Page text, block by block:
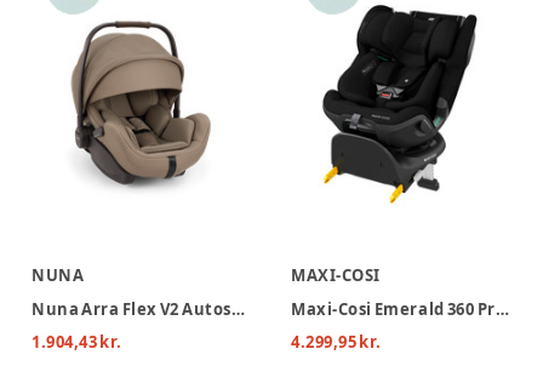
NUNA
Nuna Arra Flex V2 Autostol - Ceder
1.904,43 kr.
MAXI-COSI
Maxi-Cosi Emerald 360 Pro Autostol- Authentic Black
4.299,95 kr.